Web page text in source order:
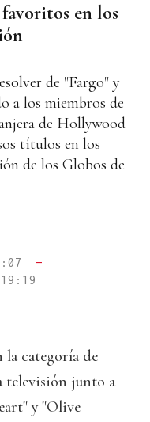
en los
de "Fargo" y
a los miembros de
de Hollywood
títulos en los
de los Globos de
—
categoría de
televisión junto a
y "Olive